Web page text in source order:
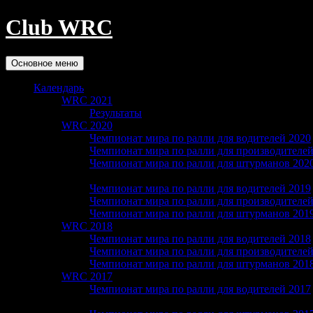
Club WRC
Поиск
Основное меню Перейти
к
содержимому
Календарь
WRC 2021
Результаты
WRC 2020
Чемпионат мира по ралли для водителей 2020
Чемпионат мира по ралли для
Чемпионат мира по ралли для штурманов
Чемпионат мира по ралли для водителей 2019
Чемпионат мира по ралли для
Чемпионат мира по ралли для штурманов
WRC 2018
Чемпионат мира по ралли для водителей 2018
Чемпионат мира по ралли для
Чемпионат мира по ралли для штурманов
WRC 2017
Чемпионат мира по ралли для водителей 2017